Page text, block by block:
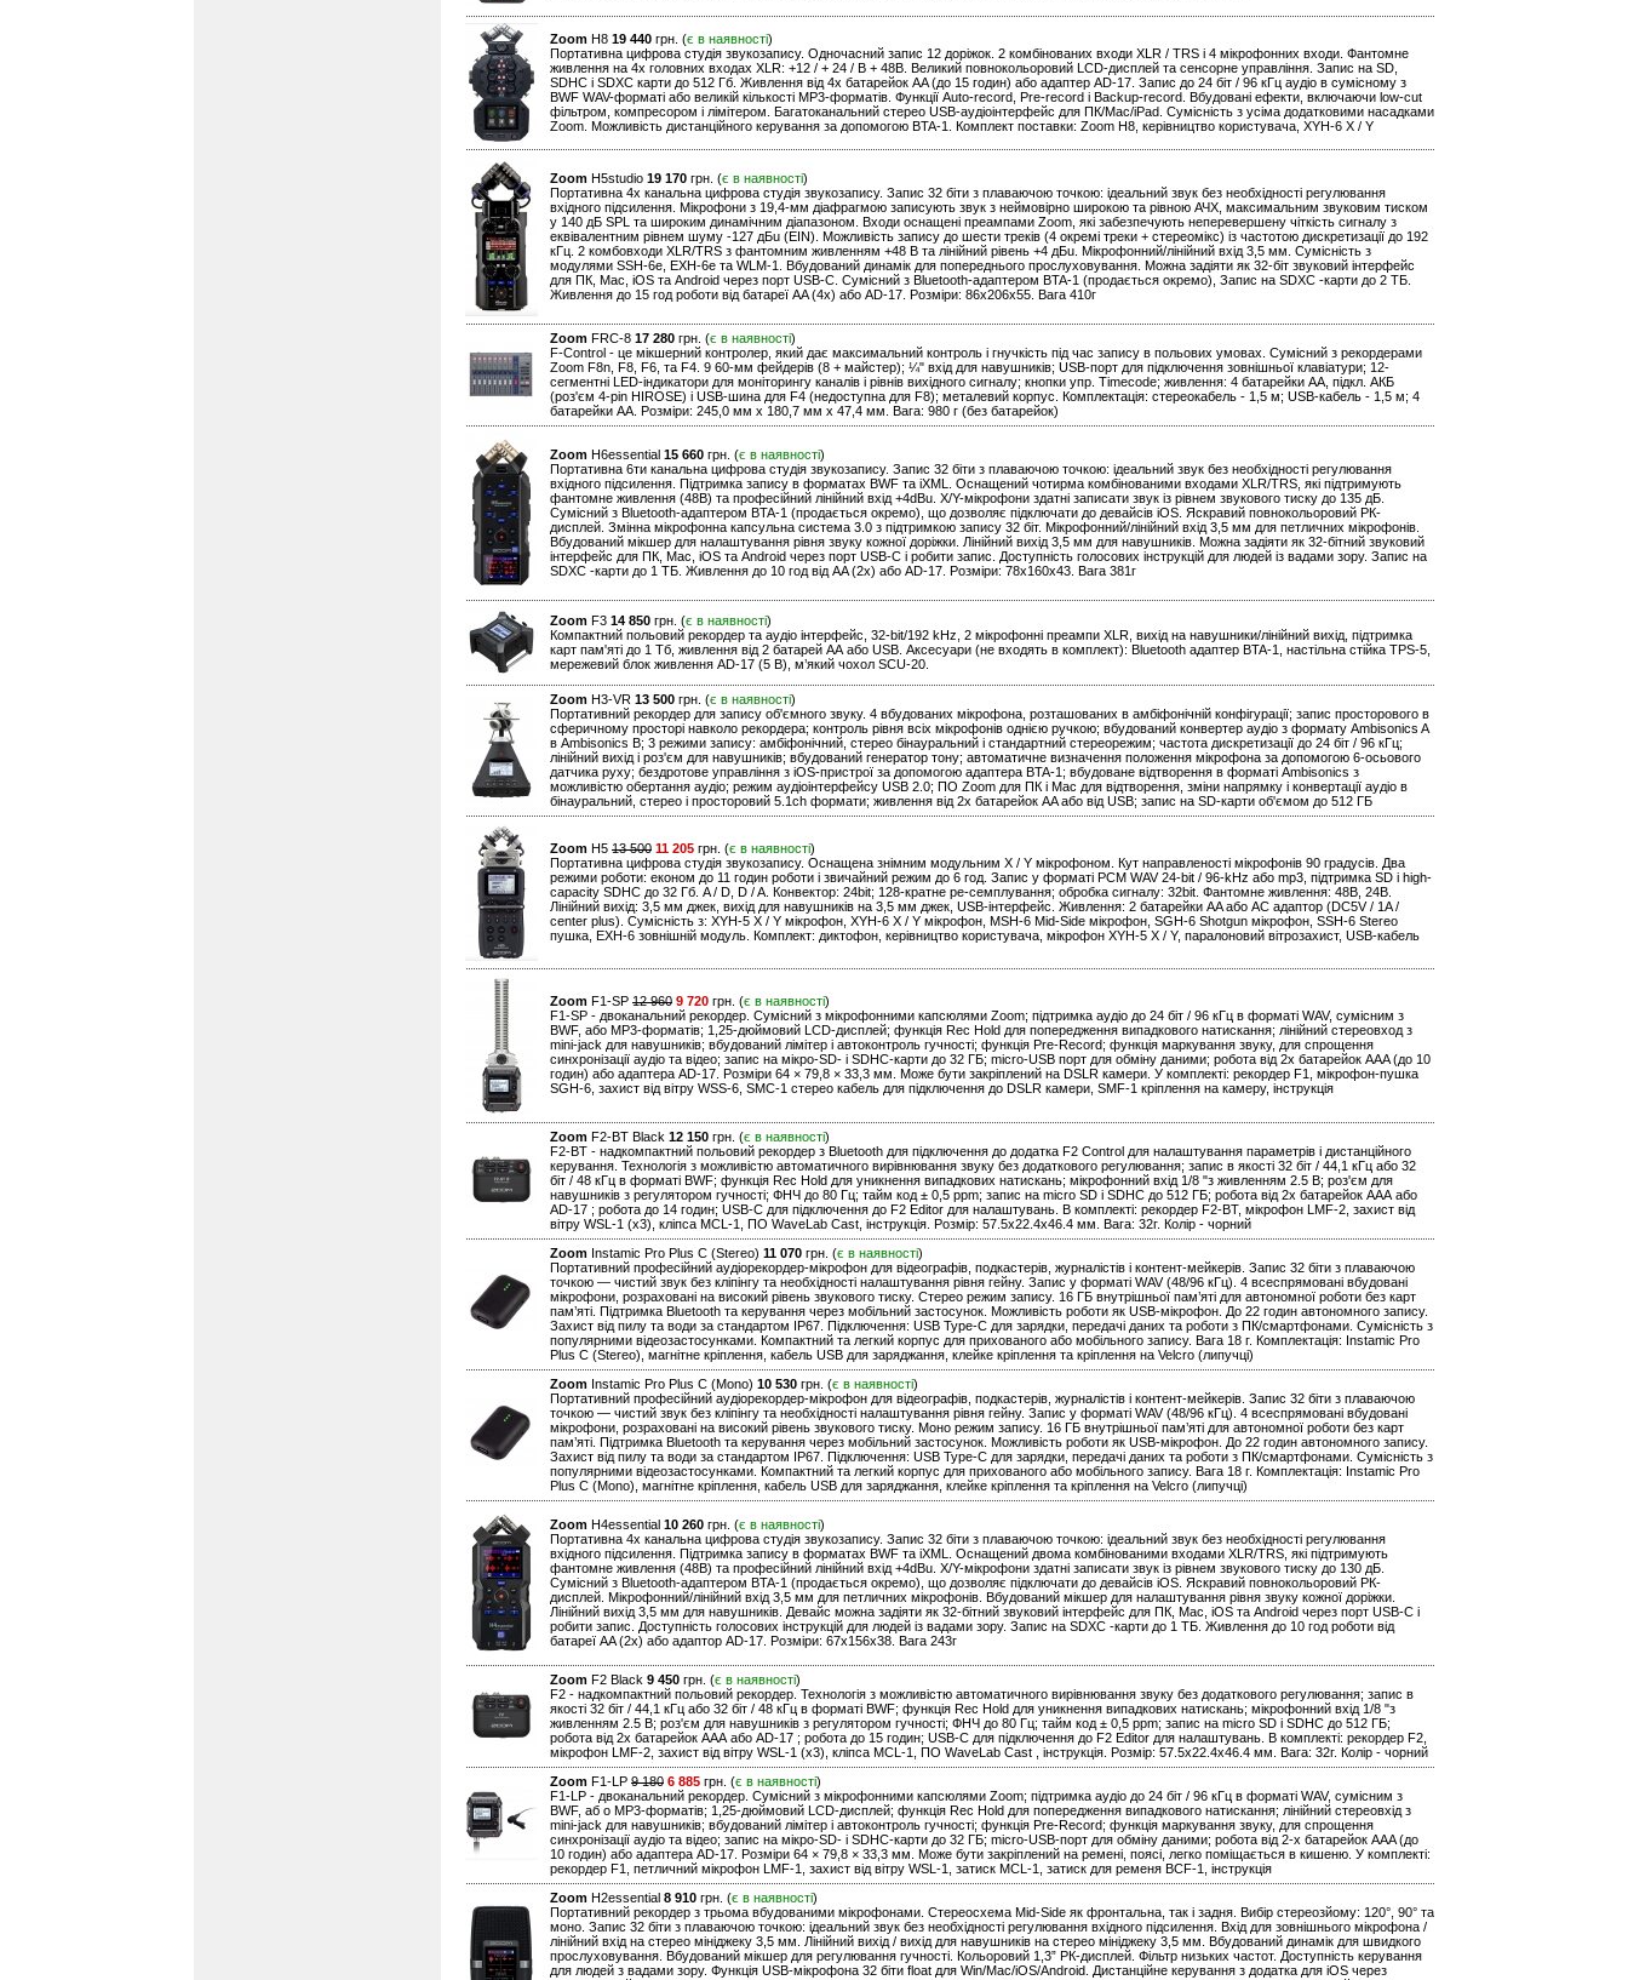
Zoom H8 19 440 грн. (є в наявності)
Портативна цифрова студія звукозапису. Одночасний запис 12 доріжок. 2 комбінованих входи XLR / TRS і 4 мікрофонних входи. Фантомне
живлення на 4х головних входах XLR: +12 / + 24 / В + 48В. Великий повнокольоровий LCD-дисплей та сенсорне управління. Запис на SD,
SDHC і SDXC карти до 512 Гб. Живлення від 4х батарейок AA (до 15 годин) або адаптер AD-17. Запис до 24 біт / 96 кГц аудіо в сумісному з
BWF WAV-форматі або великій кількості MP3-форматів. Функції Auto-record, Pre-record і Backup-record. Вбудовані ефекти, включаючи low-cut
фільтром, компресором і лімітером. Багатоканальний стерео USB-аудіоінтерфейс для ПК/Mac/iPad. Сумісність з усіма додатковими насадками
Zoom. Можливість дистанційного керування за допомогою BTA-1. Комплект поставки: Zoom H8, керівництво користувача, XYH-6 X / Y
Zoom H5studio 19 170 грн. (є в наявності)
Портативна 4х канальна цифрова студія звукозапису. Запис 32 біти з плаваючою точкою: ідеальний звук без необхідності регулювання
вхідного підсилення. Мікрофони з 19,4-мм діафрагмою записують звук з неймовірно широкою та рівною АЧХ, максимальним звуковим тиском
у 140 дБ SPL та широким динамічним діапазоном. Входи оснащені преампами Zoom, які забезпечують неперевершену чіткість сигналу з
еквівалентним рівнем шуму -127 дБu (EIN). Можливість запису до шести треків (4 окремі треки + стереомікс) із частотою дискретизації до 192
кГц. 2 комбовходи XLR/TRS з фантомним живленням +48 В та лінійний рівень +4 дБu. Мікрофонний/лінійний вхід 3,5 мм. Сумісність з
модулями SSH-6e, EXH-6e та WLM-1. Вбудований динамік для попереднього прослуховування. Можна задіяти як 32-біт звуковий інтерфейс
для ПК, Mac, iOS та Android через порт USB-C. Сумісний з Bluetooth-адаптером BTA-1 (продається окремо), Запис на SDXC -карти до 2 ТБ.
Живлення до 15 год роботи від батареї AA (4x) або AD-17. Розміри: 86х206х55. Вага 410г
Zoom FRC-8 17 280 грн. (є в наявності)
F-Control - це мікшерний контролер, який дає максимальний контроль і гнучкість під час запису в польових умовах. Сумісний з рекордерами
Zoom F8n, F8, F6, та F4. 9 60-мм фейдерів (8 + майстер); ¼" вхід для навушників; USB-порт для підключення зовнішньої клавіатури; 12-
сегментні LED-індикатори для моніторингу каналів і рівнів вихідного сигналу; кнопки упр. Timecode; живлення: 4 батарейки AA, підкл. АКБ
(роз'єм 4-pin HIROSE) і USB-шина для F4 (недоступна для F8); металевий корпус. Комплектація: стереокабель - 1,5 м; USB-кабель - 1,5 м; 4
батарейки AA. Розміри: 245,0 мм x 180,7 мм x 47,4 мм. Вага: 980 г (без батарейок)
Zoom H6essential 15 660 грн. (є в наявності)
Портативна 6ти канальна цифрова студія звукозапису. Запис 32 біти з плаваючою точкою: ідеальний звук без необхідності регулювання
вхідного підсилення. Підтримка запису в форматах BWF та iXML. Оснащений чотирма комбінованими входами XLR/TRS, які підтримують
фантомне живлення (48В) та професійний лінійний вхід +4dBu. X/Y-мікрофони здатні записати звук із рівнем звукового тиску до 135 дБ.
Сумісний з Bluetooth-адаптером BTA-1 (продається окремо), що дозволяє підключати до девайсів iOS. Яскравий повнокольоровий РК-
дисплей. Змінна мікрофонна капсульна система 3.0 з підтримкою запису 32 біт. Мікрофонний/лінійний вхід 3,5 мм для петличних мікрофонів.
Вбудований мікшер для налаштування рівня звуку кожної доріжки. Лінійний вихід 3,5 мм для навушників. Можна задіяти як 32-бітний звуковий
інтерфейс для ПК, Mac, iOS та Android через порт USB-C і робити запис. Доступність голосових інструкцій для людей із вадами зору. Запис на
SDXC -карти до 1 ТБ. Живлення до 10 год від AA (2x) або AD-17. Розміри: 78х160х43. Вага 381г
Zoom F3 14 850 грн. (є в наявності)
Компактний польовий рекордер та аудіо інтерфейс, 32-bit/192 kHz, 2 мікрофонні преампи XLR, вихід на навушники/лінійний вихід, підтримка
карт пам'яті до 1 Тб, живлення від 2 батарей АА або USB. Аксесуари (не входять в комплект): Bluetooth адаптер BTA-1, настільна стійка TPS-5,
мережевий блок живлення AD-17 (5 В), м’який чохол SCU-20.
Zoom H3-VR 13 500 грн. (є в наявності)
Портативний рекордер для запису об'ємного звуку. 4 вбудованих мікрофона, розташованих в амбіфонічній конфігурації; запис просторового в
сферичному просторі навколо рекордера; контроль рівня всіх мікрофонів однією ручкою; вбудований конвертер аудіо з формату Ambisonics A
в Ambisonics B; 3 режими запису: амбіфонічний, стерео бінауральний і стандартний стереорежим; частота дискретизації до 24 біт / 96 кГц;
лінійний вихід і роз'єм для навушників; вбудований генератор тону; автоматичне визначення положення мікрофона за допомогою 6-осьового
датчика руху; бездротове управління з iOS-пристрої за допомогою адаптера BTA-1; вбудоване відтворення в форматі Ambisonics з
можливістю обертання аудіо; режим аудіоінтерфейсу USB 2.0; ПО Zoom для ПК і Mac для відтворення, зміни напрямку і конвертації аудіо в
бінауральний, стерео і просторовий 5.1ch формати; живлення від 2х батарейок AA або від USB; запис на SD-карти об'ємом до 512 ГБ
Zoom H5 13 500 11 205 грн. (є в наявності)
Портативна цифрова студія звукозапису. Оснащена знімним модульним X / Y мікрофоном. Кут направленості мікрофонів 90 градусів. Два
режими роботи: економ до 11 годин роботи і звичайний режим до 6 год. Запис у форматі PCM WAV 24-bit / 96-kHz або mp3, підтримка SD і high-
capacity SDHC до 32 Гб. A / D, D / A. Конвектор: 24bit; 128-кратне ре-семплування; обробка сигналу: 32bit. Фантомне живлення: 48В, 24В.
Лінійний вихід: 3,5 мм джек, вихід для навушників на 3,5 мм джек, USB-інтерфейс. Живлення: 2 батарейки AA або AC адаптор (DC5V / 1A /
center plus). Сумісність з: XYH-5 X / Y мікрофон, XYH-6 X / Y мікрофон, MSH-6 Mid-Side мікрофон, SGH-6 Shotgun мікрофон, SSH-6 Stereo
пушка, EXH-6 зовнішній модуль. Комплект: диктофон, керівництво користувача, мікрофон XYH-5 X / Y, паралоновий вітрозахист, USB-кабель
Zoom F1-SP 12 960 9 720 грн. (є в наявності)
F1-SP - двоканальний рекордер. Сумісний з мікрофонними капсюлями Zoom; підтримка аудіо до 24 біт / 96 кГц в форматі WAV, сумісним з
BWF, або MP3-форматів; 1,25-дюймовий LCD-дисплей; функція Rec Hold для попередження випадкового натискання; лінійний стереовход з
mini-jack для навушників; вбудований лімітер і автоконтроль гучності; функція Pre-Record; функція маркування звуку, для спрощення
синхронізації аудіо та відео; запис на мікро-SD- і SDHC-карти до 32 ГБ; micro-USB порт для обміну даними; робота від 2х батарейок AAA (до 10
годин) або адаптера AD-17. Розміри 64 × 79,8 × 33,3 мм. Може бути закріплений на DSLR камери. У комплекті: рекордер F1, мікрофон-пушка
SGH-6, захист від вітру WSS-6, SMC-1 стерео кабель для підключення до DSLR камери, SMF-1 кріплення на камеру, інструкція
Zoom F2-BT Black 12 150 грн. (є в наявності)
F2-BT - надкомпактний польовий рекордер з Bluetooth для підключення до додатка F2 Control для налаштування параметрів і дистанційного
керування. Технологія з можливістю автоматичного вирівнювання звуку без додаткового регулювання; запис в якості 32 біт / 44,1 кГц або 32
біт / 48 кГц в форматі BWF; функція Rec Hold для уникнення випадкових натискань; мікрофонний вхід 1/8 "з живленням 2.5 В; роз'єм для
навушників з регулятором гучності; ФНЧ до 80 Гц; тайм код ± 0,5 ppm; запис на micro SD і SDHC до 512 ГБ; робота від 2х батарейок ААА або
AD-17 ; робота до 14 годин; USB-C для підключення до F2 Editor для налаштувань. В комплекті: рекордер F2-BT, мікрофон LMF-2, захист від
вітру WSL-1 (х3), кліпса MCL-1, ПО WaveLab Cast, інструкція. Розмір: 57.5х22.4x46.4 мм. Вага: 32г. Колір - чорний
Zoom Instamic Pro Plus C (Stereo) 11 070 грн. (є в наявності)
Портативний професійний аудіорекордер-мікрофон для відеографів, подкастерів, журналістів і контент-мейкерів. Запис 32 біти з плаваючою
точкою — чистий звук без кліпінгу та необхідності налаштування рівня гейну. Запис у форматі WAV (48/96 кГц). 4 всеспрямовані вбудовані
мікрофони, розраховані на високий рівень звукового тиску. Стерео режим запису. 16 ГБ внутрішньої пам’яті для автономної роботи без карт
пам’яті. Підтримка Bluetooth та керування через мобільний застосунок. Можливість роботи як USB-мікрофон. До 22 годин автономного запису.
Захист від пилу та води за стандартом IP67. Підключення: USB Type-C для зарядки, передачі даних та роботи з ПК/смартфонами. Сумісність з
популярними відеозастосунками. Компактний та легкий корпус для прихованого або мобільного запису. Вага 18 г. Комплектація: Instamic Pro
Plus C (Stereo), магнітне кріплення, кабель USB для заряджання, клейке кріплення та кріплення на Velcro (липучці)
Zoom Instamic Pro Plus C (Mono) 10 530 грн. (є в наявності)
Портативний професійний аудіорекордер-мікрофон для відеографів, подкастерів, журналістів і контент-мейкерів. Запис 32 біти з плаваючою
точкою — чистий звук без кліпінгу та необхідності налаштування рівня гейну. Запис у форматі WAV (48/96 кГц). 4 всеспрямовані вбудовані
мікрофони, розраховані на високий рівень звукового тиску. Моно режим запису. 16 ГБ внутрішньої пам’яті для автономної роботи без карт
пам’яті. Підтримка Bluetooth та керування через мобільний застосунок. Можливість роботи як USB-мікрофон. До 22 годин автономного запису.
Захист від пилу та води за стандартом IP67. Підключення: USB Type-C для зарядки, передачі даних та роботи з ПК/смартфонами. Сумісність з
популярними відеозастосунками. Компактний та легкий корпус для прихованого або мобільного запису. Вага 18 г. Комплектація: Instamic Pro
Plus C (Mono), магнітне кріплення, кабель USB для заряджання, клейке кріплення та кріплення на Velcro (липучці)
Zoom H4essential 10 260 грн. (є в наявності)
Портативна 4х канальна цифрова студія звукозапису. Запис 32 біти з плаваючою точкою: ідеальний звук без необхідності регулювання
вхідного підсилення. Підтримка запису в форматах BWF та iXML. Оснащений двома комбінованими входами XLR/TRS, які підтримують
фантомне живлення (48В) та професійний лінійний вхід +4dBu. X/Y-мікрофони здатні записати звук із рівнем звукового тиску до 130 дБ.
Сумісний з Bluetooth-адаптером BTA-1 (продається окремо), що дозволяє підключати до девайсів iOS. Яскравий повнокольоровий РК-
дисплей. Мікрофонний/лінійний вхід 3,5 мм для петличних мікрофонів. Вбудований мікшер для налаштування рівня звуку кожної доріжки.
Лінійний вихід 3,5 мм для навушників. Девайс можна задіяти як 32-бітний звуковий інтерфейс для ПК, Mac, iOS та Android через порт USB-C і
робити запис. Доступність голосових інструкцій для людей із вадами зору. Запис на SDXC -карти до 1 ТБ. Живлення до 10 год роботи від
батареї AA (2x) або адаптор AD-17. Розміри: 67х156х38. Вага 243г
Zoom F2 Black 9 450 грн. (є в наявності)
F2 - надкомпактний польовий рекордер. Технологія з можливістю автоматичного вирівнювання звуку без додаткового регулювання; запис в
якості 32 біт / 44,1 кГц або 32 біт / 48 кГц в форматі BWF; функція Rec Hold для уникнення випадкових натискань; мікрофонний вхід 1/8 "з
живленням 2.5 В; роз'єм для навушників з регулятором гучності; ФНЧ до 80 Гц; тайм код ± 0,5 ppm; запис на micro SD і SDHC до 512 ГБ;
робота від 2х батарейок ААА або AD-17 ; робота до 15 годин; USB-C для підключення до F2 Editor для налаштувань. В комплекті: рекордер F2,
мікрофон LMF-2, захист від вітру WSL-1 (х3), кліпса MCL-1, ПО WaveLab Cast , інструкція. Розмір: 57.5х22.4x46.4 мм. Вага: 32г. Колір - чорний
Zoom F1-LP 9 180 6 885 грн. (є в наявності)
F1-LP - двоканальний рекордер. Сумісний з мікрофонними капсюлями Zoom; підтримка аудіо до 24 біт / 96 кГц в форматі WAV, сумісним з
BWF, аб о MP3-форматів; 1,25-дюймовий LCD-дисплей; функція Rec Hold для попередження випадкового натискання; лінійний стереовхід з
mini-jack для навушників; вбудований лімітер і автоконтроль гучності; функція Pre-Record; функція маркування звуку, для спрощення
синхронізації аудіо та відео; запис на мікро-SD- і SDHC-карти до 32 ГБ; micro-USB-порт для обміну даними; робота від 2-х батарейок AAA (до
10 годин) або адаптера AD-17. Розміри 64 × 79,8 × 33,3 мм. Може бути закріплений на ремені, поясі, легко поміщається в кишеню. У комплекті:
рекордер F1, петличний мікрофон LMF-1, захист від вітру WSL-1, затиск MCL-1, затиск для ременя BCF-1, інструкція
Zoom H2essential 8 910 грн. (є в наявності)
Портативний рекордер з трьома вбудованими мікрофонами. Стереосхема Mid-Side як фронтальна, так і задня. Вибір стереозйому: 120°, 90° та
моно. Запис 32 біти з плаваючою точкою: ідеальний звук без необхідності регулювання вхідного підсилення. Вхід для зовнішнього мікрофона /
лінійний вхід на стерео мініджеку 3,5 мм. Лінійний вихід / вихід для навушників на стерео мініджеку 3,5 мм. Вбудований динамік для швидкого
прослуховування. Вбудований мікшер для регулювання гучності. Кольоровий 1,3” РК-дисплей. Фільтр низьких частот. Доступність керування
для людей з вадами зору. Функція USB-мікрофона 32 біти float для Win/Mac/iOS/Android. Дистанційне керування з додатка для iOS через